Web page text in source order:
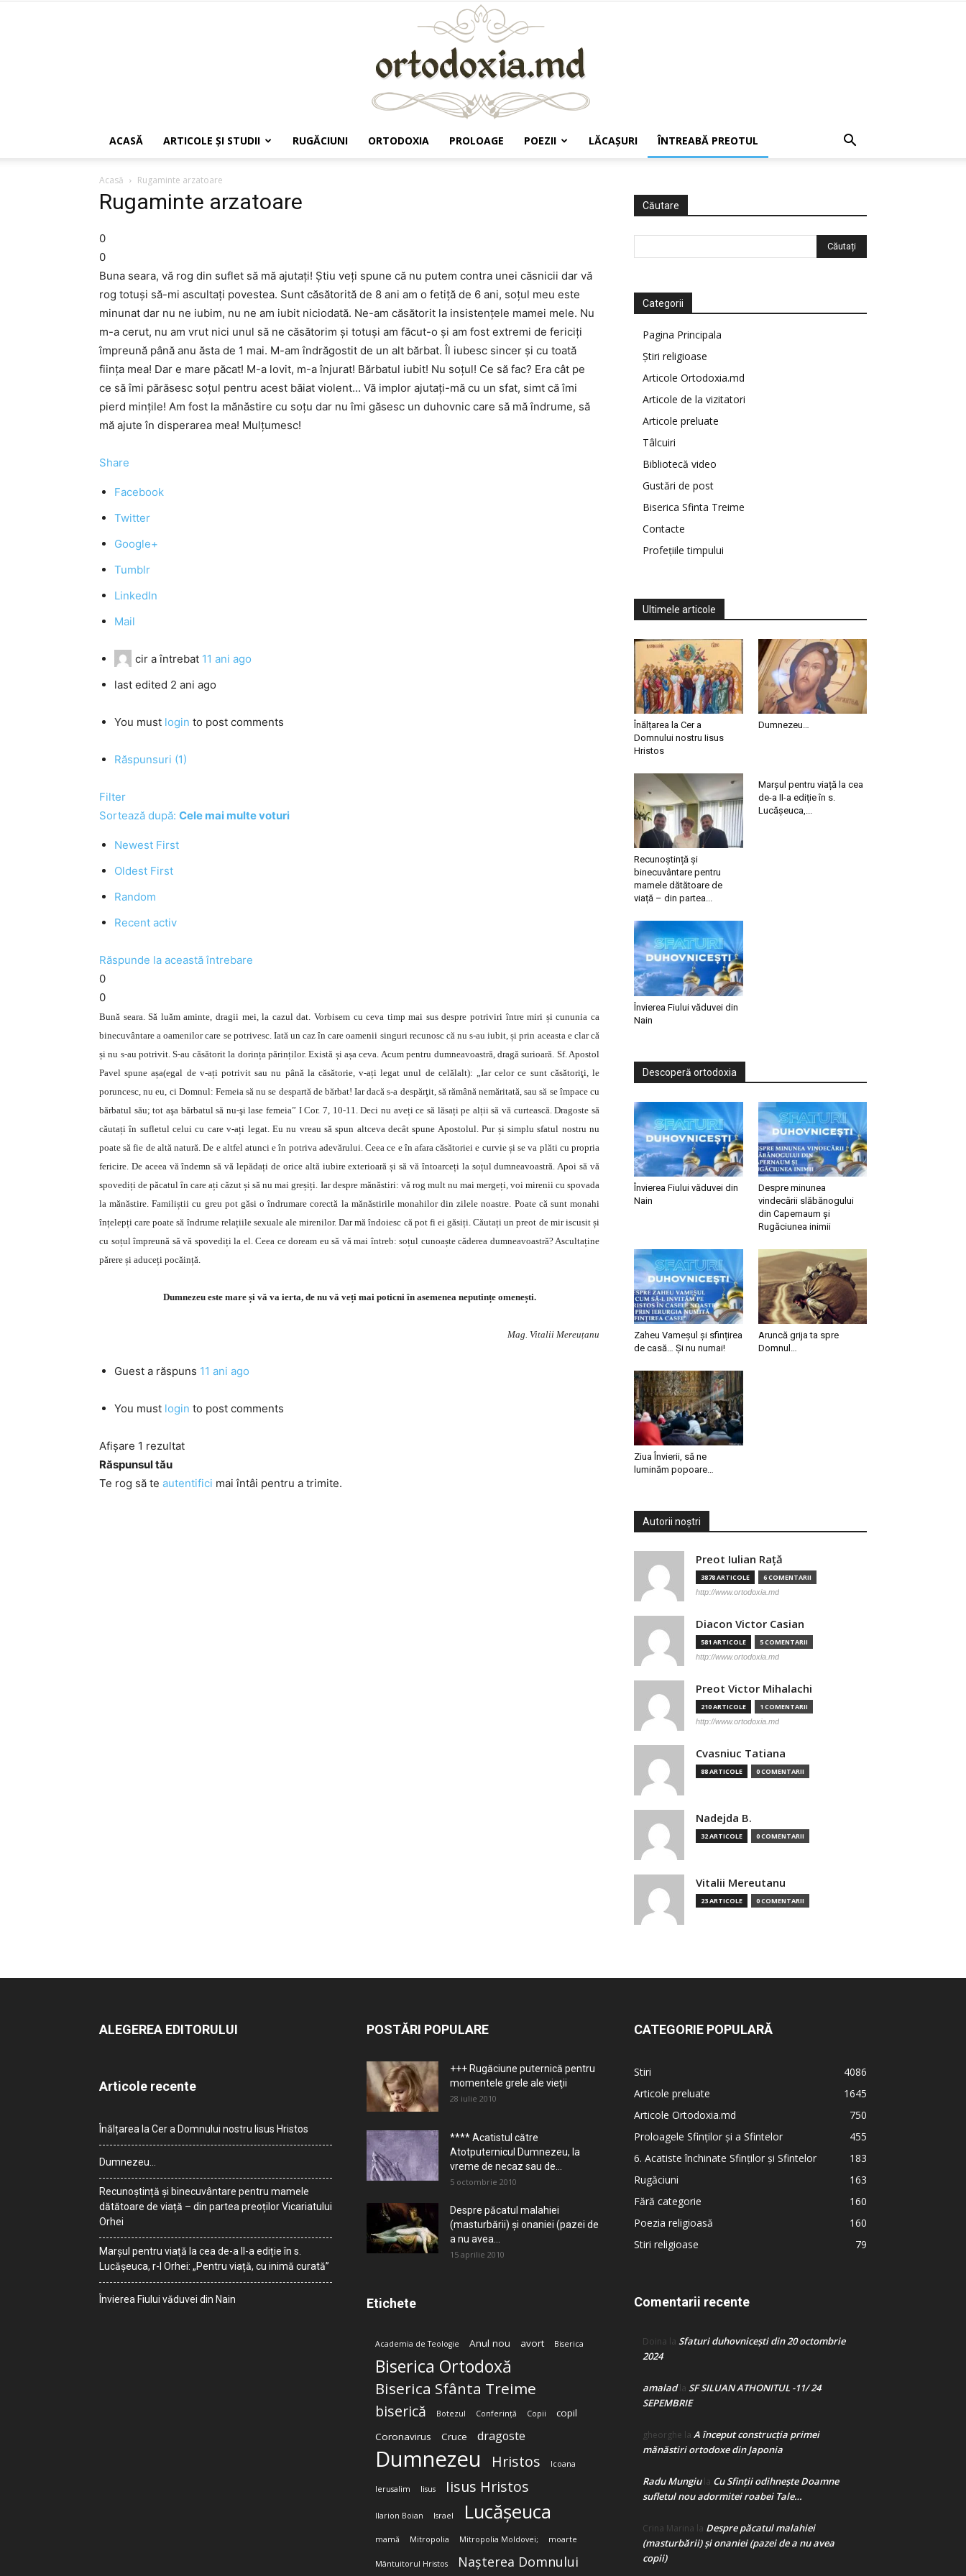
ACASĂ ARTICOLE ŞI STUDII RUGĂCIUNI ORTODOXIA PROLOAGE POEZII LĂCAŞURI ÎNTREABĂ PREOTUL
Acasă Rugaminte arzatoare
Rugaminte arzatoare
0
0
Buna seara, vă rog din suflet să mă ajutați! Știu veți spune că nu putem contra unei căsnicii dar vă
rog totuși să-mi ascultați povestea. Sunt căsătorită de 8 ani am o fetiță de 6 ani, soțul meu este
minunat dar nu ne iubim, nu ne am iubit niciodată. Ne-am căsătorit la insistențele mamei mele. Nu
m-a cerut, nu am vrut nici unul să ne căsătorim și totuși am făcut-o și am fost extremi de fericiți
împreună până anu ăsta de 1 mai. M-am îndrăgostit de un alt bărbat. Îl iubesc sincer și cu toată
ființa mea! Dar e mare păcat! M-a lovit, m-a înjurat! Bărbatul iubit! Nu soțul! Ce să fac? Era cât pe
ce să îmi părăsesc soțul pentru acest băiat violent… Vă implor ajutați-mă cu un sfat, simt că îmi
pierd mințile! Am fost la mănăstire cu soțu dar nu îmi găsesc un duhovnic care să mă îndrume, să
mă ajute în disperarea mea! Mulțumesc!
Share
Facebook
Twitter
Google+
Tumblr
LinkedIn
Mail
cir a întrebat 11 ani ago
last edited 2 ani ago
You must login to post comments
Răspunsuri (1)
Filter
Sortează după: Cele mai multe voturi
Newest First
Oldest First
Random
Recent activ
Răspunde la această întrebare
0
0
Bună seara. Să luăm aminte, dragii mei, la cazul dat. Vorbisem cu ceva timp mai sus despre potriviri între miri și cununia ca
binecuvântare a oamenilor care se potrivesc. Iată un caz în care oamenii singuri recunosc că nu s-au iubit, și prin aceasta e clar că
și nu s-au potrivit. S-au căsătorit la dorința părinților. Există și așa ceva. Acum pentru dumneavoastră, dragă surioară. Sf. Apostol
Pavel spune așa(egal de v-ați potrivit sau nu până la căsătorie, v-ați legat unul de celălalt): „Iar celor ce sunt căsătoriţi, le
poruncesc, nu eu, ci Domnul: Femeia să nu se despartă de bărbat! Iar dacă s-a despărţit, să rămână nemăritată, sau să se împace cu
bărbatul său; tot aşa bărbatul să nu-şi lase femeia” I Cor. 7, 10-11. Deci nu aveți ce să lăsați pe alții să vă curtească. Dragoste să
căutați în sufletul celui cu care v-ați legat. Eu nu vreau să spun altceva decât spune Apostolul. Pur și simplu sfatul nostru nu
poate să fie de altă natură. De e altfel atunci e în potriva adevărului. Ceea ce e în afara căsătoriei e curvie și se va plăti cu propria
fericire. De aceea vă îndemn să vă lepădați de orice altă iubire exterioară și să vă întoarceți la soțul dumneavoastră. Apoi să vă
spovediți de păcatul în care ați căzut și să nu mai greșiți. Iar despre mănăstiri: vă rog mult nu mai mergeți, voi mirenii cu spovada
la mănăstire. Familiștii cu greu pot găsi o îndrumare corectă la mănăstirile monahilor din zilele noastre. Poate că sunt monahi
înțelepți care poate să îndrume relațiile sexuale ale mirenilor. Dar mă îndoiesc că pot fi ei găsiți. Căutați un preot de mir iscusit și
cu soțul împreună să vă spovediți la el. Ceea ce doream eu să vă mai întreb: soțul cunoaște căderea dumneavoastră? Ascultaține
părere și aduceți pocăință.
Dumnezeu este mare și vă va ierta, de nu vă veți mai poticni în asemenea neputințe omenești.
Mag. Vitalii Mereuțanu
Guest a răspuns 11 ani ago
You must login to post comments
Afișare 1 rezultat
Răspunsul tău
Te rog să te autentifici mai întâi pentru a trimite.
Căutare
Categorii
Pagina Principala
Știri religioase
Articole Ortodoxia.md
Articole de la vizitatori
Articole preluate
Tâlcuiri
Bibliotecă video
Gustări de post
Biserica Sfinta Treime
Contacte
Profețiile timpului
Ultimele articole
Înălțarea la Cer a
Domnului nostru Iisus
Hristos
Dumnezeu…
Recunoștință și
binecuvântare pentru
mamele dătătoare de
viață – din partea...
Marșul pentru viață la cea
de-a II-a ediție în s.
Lucășeuca,...
Învierea Fiului văduvei din
Nain
Descoperă ortodoxia
Învierea Fiului văduvei din
Nain
Despre minunea
vindecării slăbănogului
din Capernaum și
Rugăciunea inimii
Zaheu Vameșul și sfințirea
de casă… Și nu numai!
Aruncă grija ta spre
Domnul…
Ziua Învierii, să ne
luminăm popoare…
Autorii noștri
Preot Iulian Raţă
3878 ARTICOLE 6 COMENTARII
http://www.ortodoxia.md
Diacon Victor Casian
581 ARTICOLE 5 COMENTARII
http://www.ortodoxia.md
Preot Victor Mihalachi
210 ARTICOLE 1 COMENTARII
http://www.ortodoxia.md
Cvasniuc Tatiana
88 ARTICOLE 0 COMENTARII
Nadejda B.
32 ARTICOLE 0 COMENTARII
Vitalii Mereutanu
23 ARTICOLE 0 COMENTARII
ALEGEREA EDITORULUI
Articole recente
Înălțarea la Cer a Domnului nostru Iisus Hristos
Dumnezeu…
Recunoștință și binecuvântare pentru mamele
dătătoare de viață – din partea preoților Vicariatului
Orhei
Marșul pentru viață la cea de-a II-a ediție în s.
Lucășeuca, r-l Orhei: „Pentru viață, cu inimă curată”
Învierea Fiului văduvei din Nain
POSTĂRI POPULARE
+++ Rugăciune puternică pentru
momentele grele ale vieţii
28 iulie 2010
**** Acatistul către
Atotputernicul Dumnezeu, la
vreme de necaz sau de...
5 octombrie 2010
Despre păcatul malahiei
(masturbării) şi onaniei (pazei de
a nu avea...
15 aprilie 2010
Etichete
Academia de Teologie Anul nou avort Biserica
Biserica Ortodoxă
Biserica Sfânta Treime
biserică Botezul Conferință Copii
copil
Coronavirus
Cruce dragoste
Dumnezeu Hristos Icoana
Ierusalim Iisus Iisus Hristos
Ilarion Boian Israel Lucășeuca
mamă Mitropolia Mitropolia Moldovei; moarte
Mântuitorul Hristos Nașterea Domnului
CATEGORIE POPULARĂ
Stiri
4086
Articole preluate
1645
Articole Ortodoxia.md
750
Proloagele Sfinților și a Sfintelor
455
6. Acatiste închinate Sfinților și Sfintelor
183
Rugăciuni
163
Fără categorie
160
Poezia religioasă
160
Stiri religioase
79
Comentarii recente
Doina la Sfaturi duhovnicești din 20 octombrie
2024
amaladla SF SILUAN ATHONITUL -11/ 24
SEPEMBRIE
gheorghe la A început construcţia primei
mănăstiri ortodoxe din Japonia
Radu Mungiula Cu Sfinții odihnește Doamne
sufletul nou adormitei roabei Tale…
Crina Marina la Despre păcatul malahiei
(masturbării) şi onaniei (pazei de a nu avea
copii)